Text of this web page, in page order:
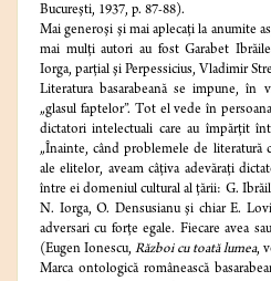
Bucureşti, 1937, p. 87-88).
Mai generoşi şi mai aplecaţi la anumite
mai mulţi autori au fost Garabet
Iorga, parţial şi Perpessicius, Vladimir
Literatura basarabeană se impune, în
„glasul faptelor”. Tot el vede în
dictatori intelectuali care au împărţit
„Înainte, când problemele de literatură
ale elitelor, aveam câţiva adevăraţi
între ei domeniul cultural al ţării: G.
N. Iorga, O. Densusianu şi chiar E.
adversari cu forţe egale. Fiecare avea
(Eugen Ionescu, Război cu toată lumea,
Marca ontologică românească